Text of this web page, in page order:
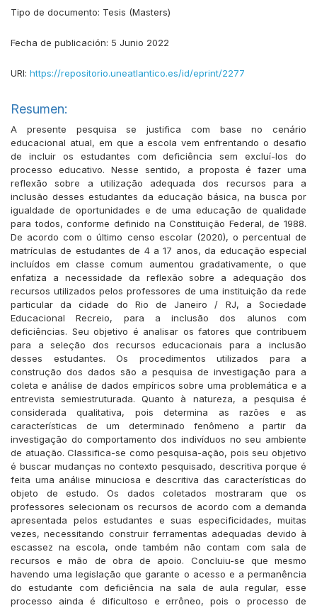
Tipo de documento: Tesis (Masters)
Fecha de publicación: 5 Junio 2022
URI: https://repositorio.uneatlantico.es/id/eprint/2277
Resumen:
A presente pesquisa se justifica com base no cenário
educacional atual, em que a escola vem enfrentando o desafio
de incluir os estudantes com deficiência sem excluí-los do
processo educativo. Nesse sentido, a proposta é fazer uma
reflexão sobre a utilização adequada dos recursos para a
inclusão desses estudantes da educação básica, na busca por
igualdade de oportunidades e de uma educação de qualidade
para todos, conforme definido na Constituição Federal, de 1988.
De acordo com o último censo escolar (2020), o percentual de
matrículas de estudantes de 4 a 17 anos, da educação especial
incluídos em classe comum aumentou gradativamente, o que
enfatiza a necessidade da reflexão sobre a adequação dos
recursos utilizados pelos professores de uma instituição da rede
particular da cidade do Rio de Janeiro / RJ, a Sociedade
Educacional Recreio, para a inclusão dos alunos com
deficiências. Seu objetivo é analisar os fatores que contribuem
para a seleção dos recursos educacionais para a inclusão
desses estudantes. Os procedimentos utilizados para a
construção dos dados são a pesquisa de investigação para a
coleta e análise de dados empíricos sobre uma problemática e a
entrevista semiestruturada. Quanto à natureza, a pesquisa é
considerada qualitativa, pois determina as razões e as
características de um determinado fenômeno a partir da
investigação do comportamento dos indivíduos no seu ambiente
de atuação. Classifica-se como pesquisa-ação, pois seu objetivo
é buscar mudanças no contexto pesquisado, descritiva porque é
feita uma análise minuciosa e descritiva das características do
objeto de estudo. Os dados coletados mostraram que os
professores selecionam os recursos de acordo com a demanda
apresentada pelos estudantes e suas especificidades, muitas
vezes, necessitando construir ferramentas adequadas devido à
escassez na escola, onde também não contam com sala de
recursos e mão de obra de apoio. Concluiu-se que mesmo
havendo uma legislação que garante o acesso e a permanência
do estudante com deficiência na sala de aula regular, esse
processo ainda é dificultoso e errôneo, pois o processo de